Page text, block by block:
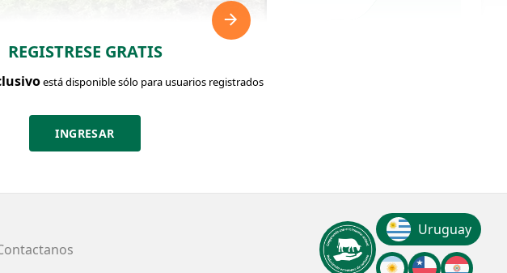
REGISTRESE GRATIS
está disponible sólo para usuarios registrados
INGRESAR
Uruguay